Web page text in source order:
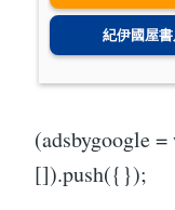
紀伊國屋
(adsbygoogle
[]).push({});